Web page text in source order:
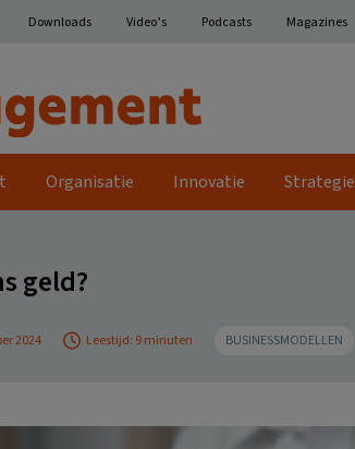
Downloads Video’s Podcasts Magazines
Organisatie Innovatie Strategie
geld?
2024 Leestijd: 9 minuten BUSINESSMODELLEN